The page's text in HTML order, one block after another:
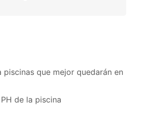
piscinas que mejor quedarán en
de la piscina